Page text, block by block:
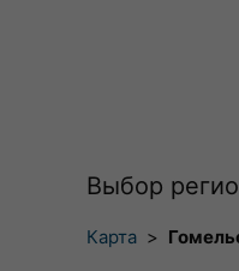
Выбор
Карта >